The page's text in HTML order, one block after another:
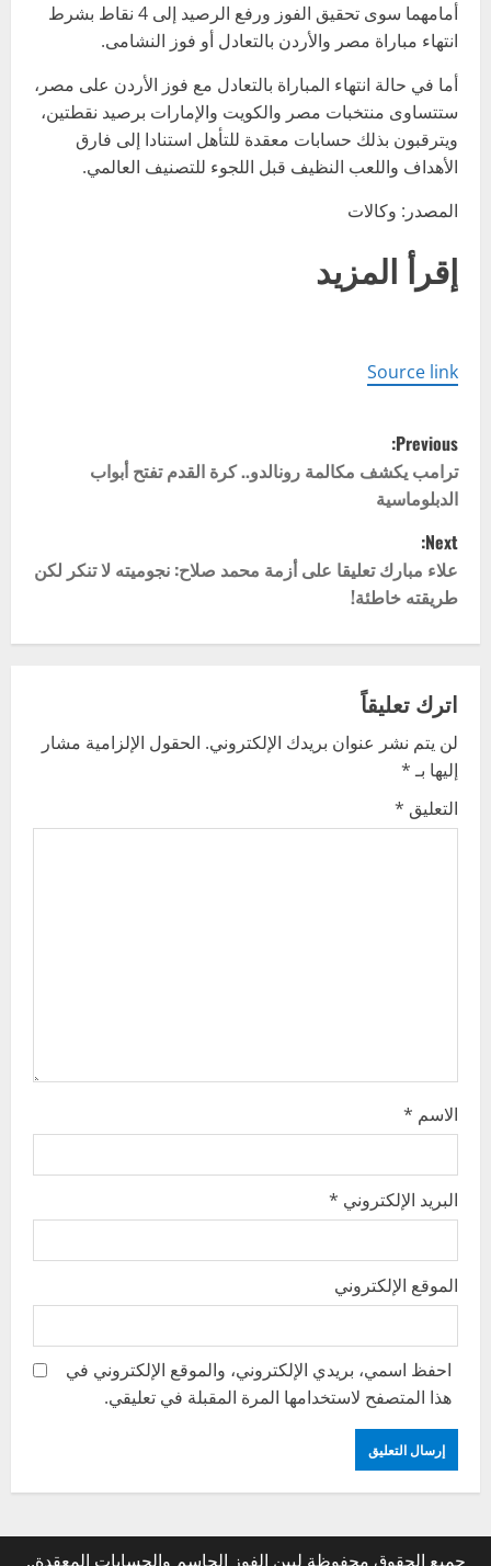
أمامهما سوى تحقيق الفوز ورفع الرصيد إلى 4 نقاط بشرط
انتهاء مباراة مصر والأردن بالتعادل أو فوز النشامى.
أما في حالة انتهاء المباراة بالتعادل مع فوز الأردن على مصر،
ستتساوى منتخبات مصر والكويت والإمارات برصيد نقطتين،
ويترقبون بذلك حسابات معقدة للتأهل استنادا إلى فارق
الأهداف واللعب النظيف قبل اللجوء للتصنيف العالمي.
المصدر: وكالات
إقرأ المزيد
Source link
P
o
s
t
n
v
i
g
Previous:
ترامب يكشف مكالمة رونالدو.. كرة القدم تفتح أبواب
الدبلوماسية
Next:
علاء مبارك تعليقا على أزمة محمد صلاح: نجوميته لا تنكر لكن
طريقته خاطئة!
اترك تعليقاً
لن يتم نشر عنوان بريدك الإلكتروني. الحقول الإلزامية مشار
إليها بـ*
التعليق *
الاسم *
البريد الإلكتروني *
الموقع الإلكتروني
احفظ اسمي، بريدي الإلكتروني، والموقع الإلكتروني في
هذا المتصفح لاستخدامها المرة المقبلة في تعليقي.
جميع الحقوق محفوظة لبين الفوز الحاسم والحسابات المعقدة..